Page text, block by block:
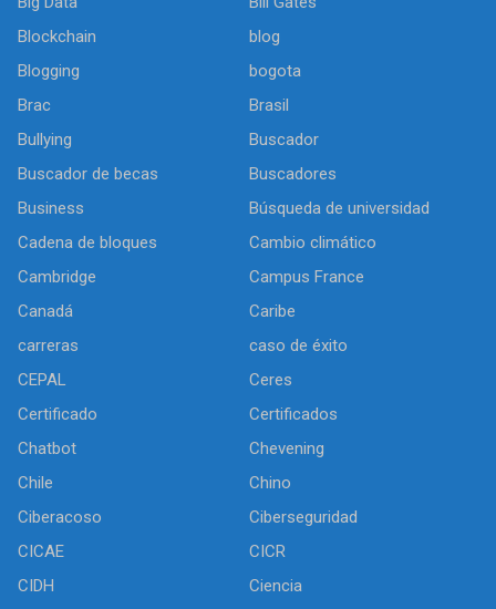
Blockchain
blog
Blogging
bogota
Brac
Brasil
Bullying
Buscador
Buscador de becas
Buscadores
Business
Búsqueda de universidad
Cadena de bloques
Cambio climático
Cambridge
Campus France
Canadá
Caribe
carreras
caso de éxito
CEPAL
Ceres
Certificado
Certificados
Chatbot
Chevening
Chile
Chino
Ciberacoso
Ciberseguridad
CICAE
CICR
CIDH
Ciencia